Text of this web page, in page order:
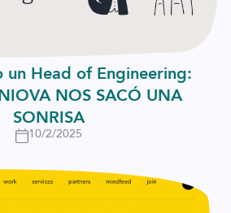
Head of Engineering:
NOS SACÓ UNA
SONRISA
10/2/2025